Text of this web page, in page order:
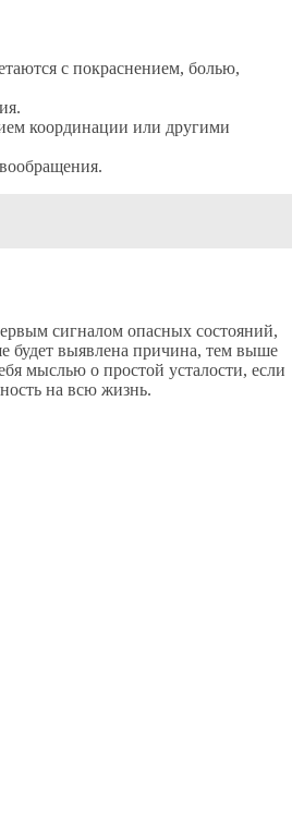
с покраснением, болью,
координации или другими
сигналом опасных состояний,
будет выявлена причина, тем выше
мыслью о простой усталости, если
на всю жизнь.